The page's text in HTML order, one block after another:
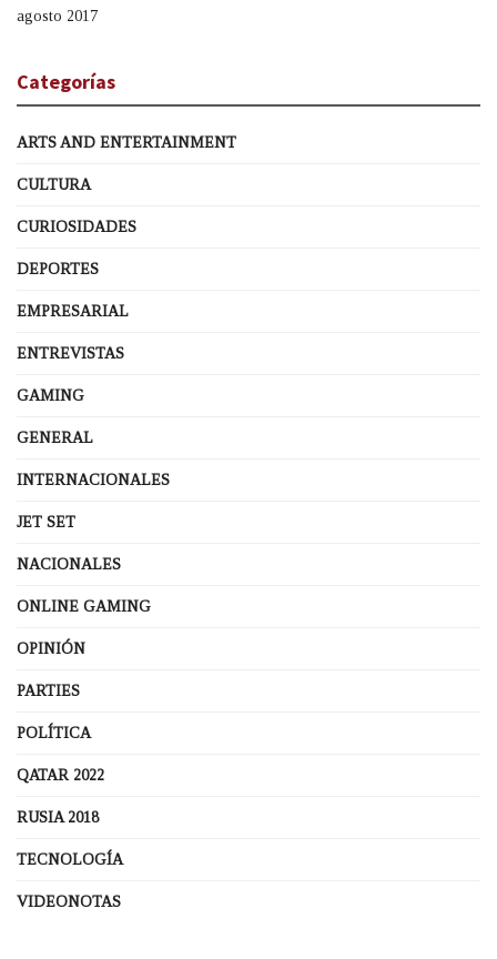
agosto 2017
Categorías
ARTS AND ENTERTAINMENT
CULTURA
CURIOSIDADES
DEPORTES
EMPRESARIAL
ENTREVISTAS
GAMING
GENERAL
INTERNACIONALES
JET SET
NACIONALES
ONLINE GAMING
OPINIÓN
PARTIES
POLÍTICA
QATAR 2022
RUSIA 2018
TECNOLOGÍA
VIDEONOTAS